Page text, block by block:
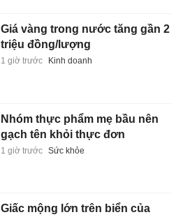
Giá vàng trong nước tăng gần 2
triệu đồng/lượng
1 giờ trước Kinh doanh
Nhóm thực phẩm mẹ bầu nên
gạch tên khỏi thực đơn
1 giờ trước Sức khỏe
Giấc mộng lớn trên biển của